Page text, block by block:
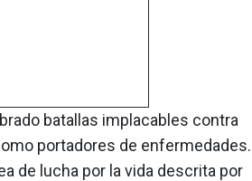
batallas implacables contra
portadores de enfermedades.
de lucha por la vida descrita por